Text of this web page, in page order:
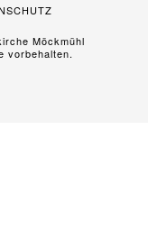
Möckmühl
vorbehalten.